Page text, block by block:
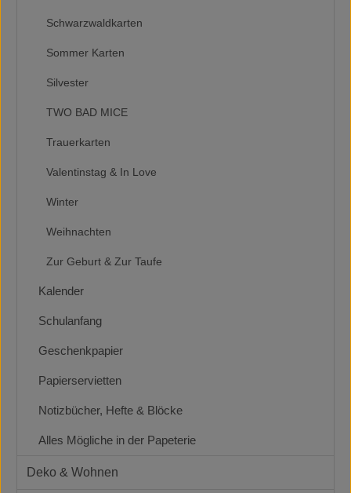
Schwarzwaldkarten
Sommer Karten
Silvester
TWO BAD MICE
Trauerkarten
Valentinstag & In Love
Winter
Weihnachten
Zur Geburt & Zur Taufe
Kalender
Schulanfang
Geschenkpapier
Papierservietten
Notizbücher, Hefte & Blöcke
Alles Mögliche in der Papeterie
Deko & Wohnen